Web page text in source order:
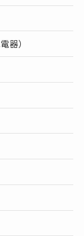
器）